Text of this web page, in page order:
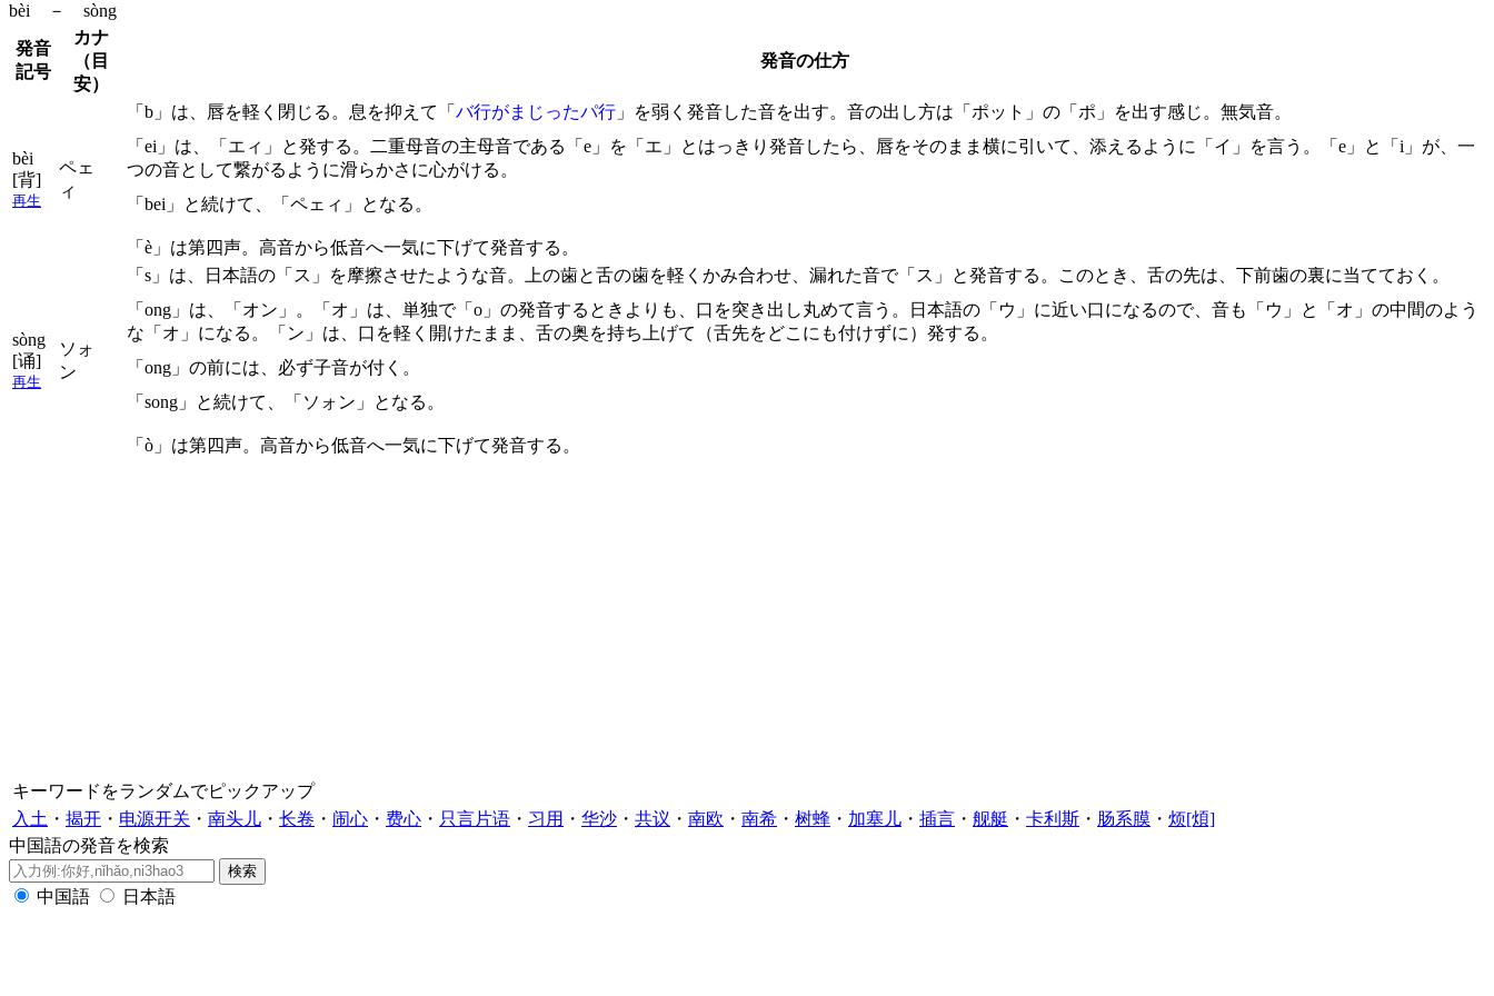
bèi － sòng
発音
記号
カナ
（目
安）
発音の仕方
bèi
[背]
再生
ペェ
ィ
「b」は、唇を軽く閉じる。息を抑えて「 バ行がまじったパ行 」を弱く発音した音を出す。音の出し方は「ポット」の「ポ」を出す感じ。無気音。
「ei」は、「エィ」と発する。二重母音の主母音である「e」を「エ」とはっきり発音したら、唇をそのまま横に引いて、添えるように「イ」を言う。「e」と「i」が、一
つの音として繋がるように滑らかさに心がける。
「bei」と続けて、「ペェィ」となる。
「è」は第四声。高音から低音へ一気に下げて発音する。
sòng
[诵]
再生
ソォ
ン
「s」は、日本語の「ス」を摩擦させたような音。上の歯と舌の歯を軽くかみ合わせ、漏れた音で「ス」と発音する。このとき、舌の先は、下前歯の裏に当てておく。
「ong」は、「オン」。「オ」は、単独で「o」の発音するときよりも、口を突き出し丸めて言う。日本語の「ウ」に近い口になるので、音も「ウ」と「オ」の中間のよう
な「オ」になる。「ン」は、口を軽く開けたまま、舌の奥を持ち上げて（舌先をどこにも付けずに）発する。
「ong」の前には、必ず子音が付く。
「song」と続けて、「ソォン」となる。
「ò」は第四声。高音から低音へ一気に下げて発音する。
キーワードをランダムでピックアップ
入土 ・ 揭开 ・ 电源开关 ・ 南头儿 ・ 长卷 ・ 闹心 ・ 费心 ・ 只言片语 ・ 习用 ・ 华沙 ・ 共议 ・ 南欧 ・ 南希 ・ 树蜂 ・ 加塞儿 ・ 插言 ・ 舰艇 ・ 卡利斯 ・ 肠系膜 ・ 烦[煩]
中国語の発音を検索
中国語 日本語